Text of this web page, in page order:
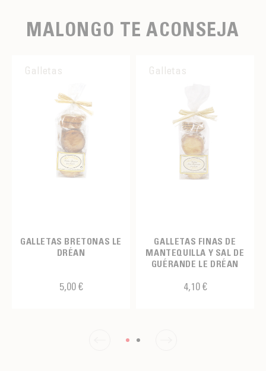
MALONGO TE ACONSEJA
Galletas
GALLETAS BRETONAS LE
DRÉAN
5,00 €
Galletas
GALLETAS FINAS DE
MANTEQUILLA Y SAL DE
GUÉRANDE LE DRÉAN
4,10 €